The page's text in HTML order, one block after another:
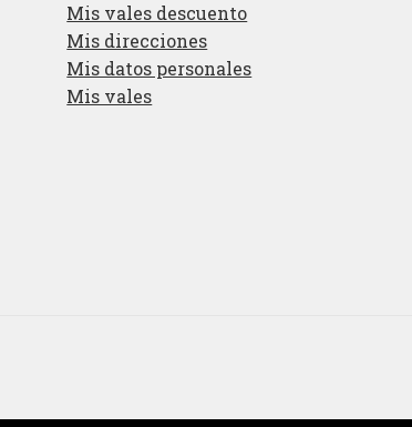
Mis vales descuento
Mis direcciones
Mis datos personales
Mis vales